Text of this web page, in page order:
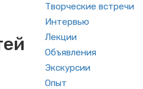
Творческие встречи
Интервью
Лекции
Объявления
Экскурсии
Опыт